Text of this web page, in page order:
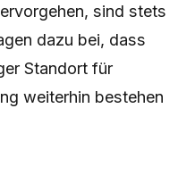
sind stets
dazu bei, dass
Standort für
weiterhin bestehen